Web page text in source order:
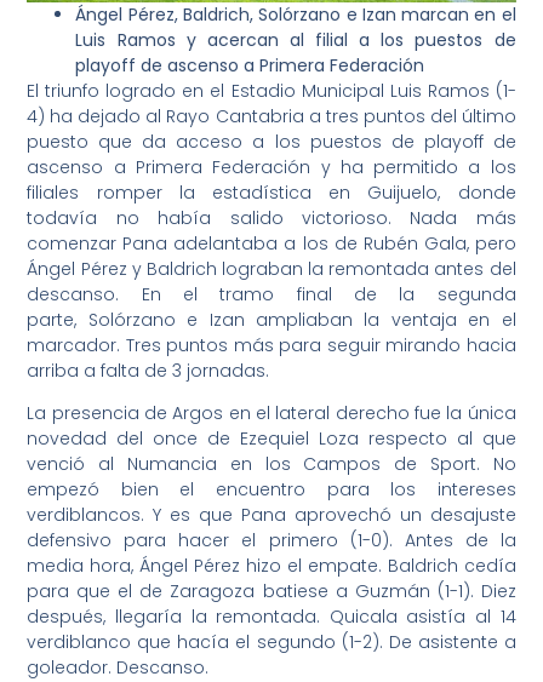
Ángel Pérez, Baldrich, Solórzano e Izan marcan en el
Luis Ramos y acercan al filial a los puestos de
playoff de ascenso a Primera Federación
El triunfo logrado en el Estadio Municipal Luis Ramos (1-
4) ha dejado al Rayo Cantabria a tres puntos del último
puesto que da acceso a los puestos de playoff de
ascenso a Primera Federación y ha permitido a los
filiales romper la estadística en Guijuelo, donde
todavía no había salido victorioso. Nada más
comenzar Pana adelantaba a los de Rubén Gala, pero
Ángel Pérez y Baldrich lograban la remontada antes del
descanso. En el tramo final de la segunda
parte, Solórzano e Izan ampliaban la ventaja en el
marcador. Tres puntos más para seguir mirando hacia
arriba a falta de 3 jornadas.
La presencia de Argos en el lateral derecho fue la única
novedad del once de Ezequiel Loza respecto al que
venció al Numancia en los Campos de Sport. No
empezó bien el encuentro para los intereses
verdiblancos. Y es que Pana aprovechó un desajuste
defensivo para hacer el primero (1-0). Antes de la
media hora, Ángel Pérez hizo el empate. Baldrich cedía
para que el de Zaragoza batiese a Guzmán (1-1). Diez
después, llegaría la remontada. Quicala asistía al 14
verdiblanco que hacía el segundo (1-2). De asistente a
goleador. Descanso.